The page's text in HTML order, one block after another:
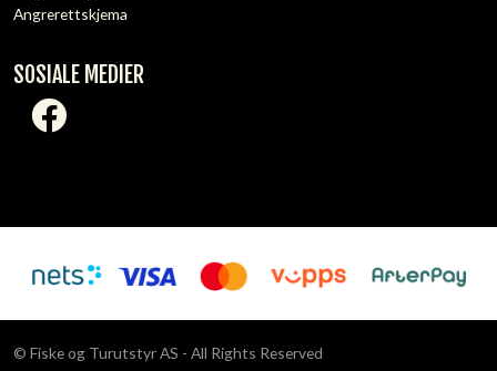
Angrerettskjema
SOSIALE MEDIER
© Fiske og Turutstyr AS - All Rights Reserved